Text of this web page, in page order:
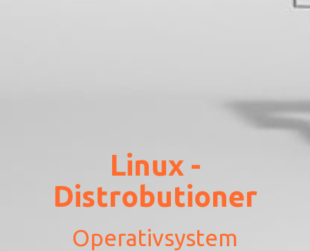
Linux -
Distrobutioner
Operativsystem